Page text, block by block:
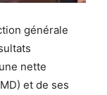
générale
nette
et de ses